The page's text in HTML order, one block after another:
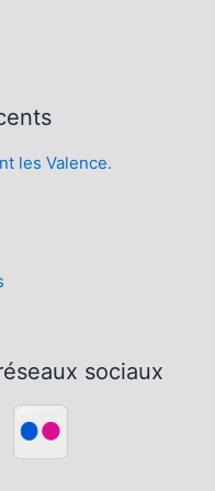
les Valence.
sociaux